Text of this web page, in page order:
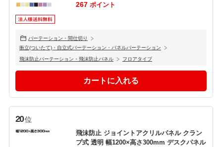
267 ポイント
パーテーション・間仕切り
衝立(ついたて)・自立式パーテーション・パネルパーテーション
飛沫防止パーテーション・飛沫防止パネル フロアタイプ
20位
飛沫防止 ジョイントアクリルパネル クラン
プ式 透明 幅1200×高さ300mm デスクパネル